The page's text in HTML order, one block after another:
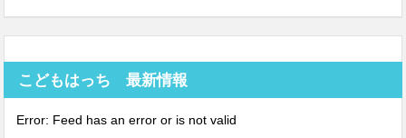
こどもはっち 最新情報
Error: Feed has an error or is not valid